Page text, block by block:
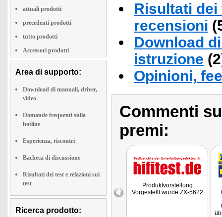
attuali prodotti
precedenti prodotti
tutto prodotti
Accessori prodotti
Area di supporto:
Download di manuali, driver,
video
Domande frequenti sulla
hotline
Esperienza, riscontri
Bacheca di discussione
Risultati dei test e relazioni sui
test
Ricerca prodotto:
Risultati
recensioni
Download
istruzione
Opinioni,
Commenti
premi:
Produktvorstellung
Vorgestellt wurde ZX-5622